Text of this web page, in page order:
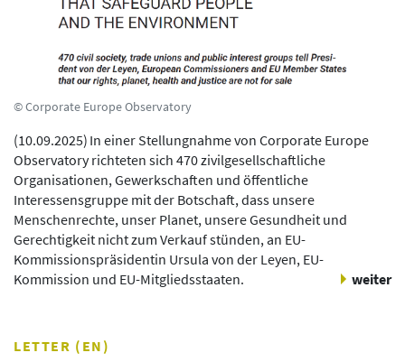
© Corporate Europe Observatory
(10.09.2025) In einer Stellungnahme von Corporate Europe
Observatory richteten sich 470 zivilgesellschaftliche
Organisationen, Gewerkschaften und öffentliche
Interessensgruppe mit der Botschaft, dass unsere
Menschenrechte, unser Planet, unsere Gesundheit und
Gerechtigkeit nicht zum Verkauf stünden, an EU-
Kommissionspräsidentin Ursula von der Leyen, EU-
Kommission und EU-Mitgliedsstaaten.
weiter
LETTER (EN)